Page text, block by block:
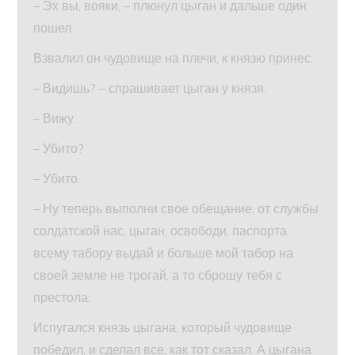
– Эх вы, вояки, – плюнул цыган и дальше один
пошел.
Взвалил он чудовище на плечи, к князю принес.
– Видишь? – спрашивает цыган у князя.
– Вижу.
– Убито?
– Убито.
– Ну теперь выполни свое обещание: от службы
солдатской нас, цыган, освободи, паспорта
всему табору выдай и больше мой табор на
своей земле не трогай, а то сброшу тебя с
престола.
Испугался князь цыгана, который чудовище
победил, и сделал все, как тот сказал. А цыгана